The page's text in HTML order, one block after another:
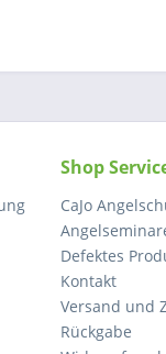
Shop
CaJo
Defektes
Kontakt
Versand und
Rückgabe